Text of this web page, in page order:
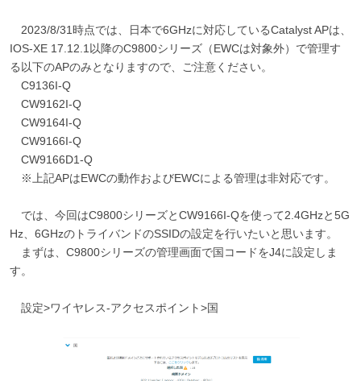
2023/8/31時点では、日本で6GHzに対応しているCatalyst APは、
IOS-XE 17.12.1以降のC9800シリーズ（EWCは対象外）で管理す
る以下のAPのみとなりますので、ご注意ください。
C9136I-Q
CW9162I-Q
CW9164I-Q
CW9166I-Q
CW9166D1-Q
※上記APはEWCの動作およびEWCによる管理は非対応です。
では、今回はC9800シリーズとCW9166I-Qを使って2.4GHzと5G
Hz、6GHzのトライバンドのSSIDの設定を行いたいと思います。
まずは、C9800シリーズの管理画面で国コードをJ4に設定しま
す。
設定>ワイヤレス-アクセスポイント>国